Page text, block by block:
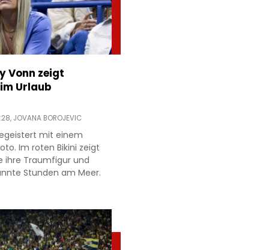
Vonn zeigt
Urlaub
JOVANA BOROJEVIC
mit einem
Im roten Bikini zeigt
ihre Traumfigur und
Stunden am Meer.